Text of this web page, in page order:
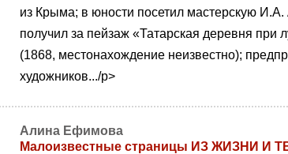
из Крыма; в юности посетил мастерскую
получил за пейзаж «Татарская деревня
(1868, местонахождение неизвестно);
художников.../p>
Алина Ефимова
Малоизвестные страницы ИЗ ЖИЗНИ И